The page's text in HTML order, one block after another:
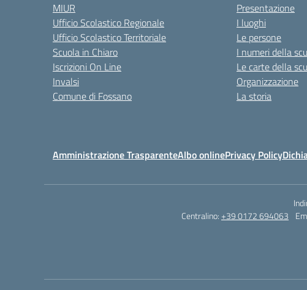
MIUR
Ufficio Scolastico Regionale
Ufficio Scolastico Territoriale
Scuola in Chiaro
Iscrizioni On Line
Invalsi
Comune di Fossano
Presentazione
I luoghi
Le persone
I numeri della
Le carte della
Organizzazione
La storia
Amministrazione TrasparenteAlbo onlinePrivacy Policy
Centralino:+39 0172 694063